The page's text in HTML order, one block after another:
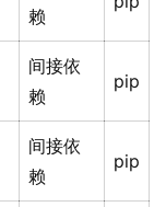
赖
间接依
赖
pip
间接依
赖
pip